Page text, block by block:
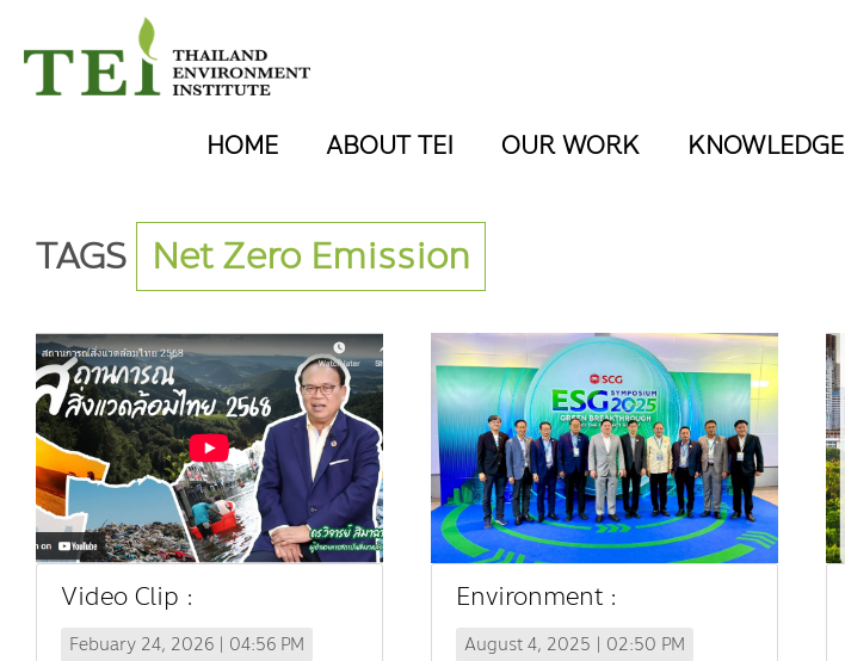
HOME ABOUT TEI OUR WORK KNOWLEDGE
TAGS Net Zero Emission
Video Clip :
Febuary 24, 2026 | 04:56 PM
Environment :
August 4, 2025 | 02:50 PM